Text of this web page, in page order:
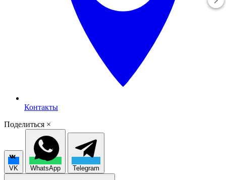
Контакты
Поделиться ×
VK WhatsApp Telegram